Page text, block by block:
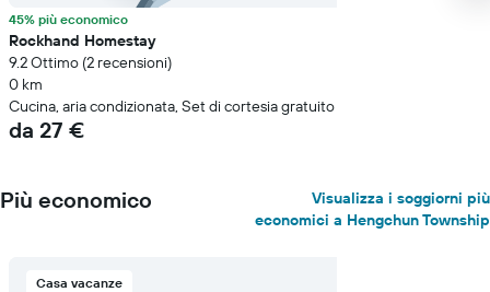
45% più economico
Rockhand Homestay
9.2 Ottimo (2 recensioni)
0 km
Cucina, aria condizionata, Set di cortesia gratuito
da 27 €
Più economico
Visualizza i soggiorni più
economici a Hengchun Township
Casa vacanze